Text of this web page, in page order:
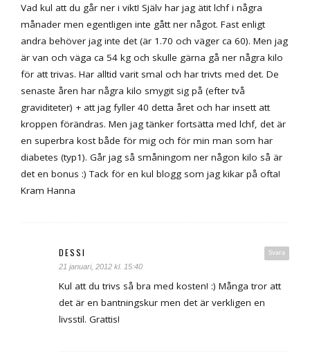
Vad kul att du går ner i vikt! Själv har jag ätit lchf i några
månader men egentligen inte gått ner något. Fast enligt
andra behöver jag inte det (är 1.70 och väger ca 60). Men jag
är van och väga ca 54 kg och skulle gärna gå ner några kilo
för att trivas. Har alltid varit smal och har trivts med det. De
senaste åren har några kilo smygit sig på (efter två
graviditeter) + att jag fyller 40 detta året och har insett att
kroppen förändras. Men jag tänker fortsätta med lchf, det är
en superbra kost både för mig och för min man som har
diabetes (typ1). Går jag så småningom ner någon kilo så är
det en bonus :) Tack för en kul blogg som jag kikar på ofta!
Kram Hanna
Svara
DESSI
21 januari, 2012 kl. 15:40
Kul att du trivs så bra med kosten! :) Många tror att
det är en bantningskur men det är verkligen en
livsstil. Grattis!